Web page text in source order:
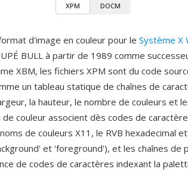
XPM DOCM
d'image en couleur pour le Système X
BULL à partir de 1989 comme
XBM, les fichiers XPM sont du code
un tableau statique de chaînes de
la hauteur, le nombre de couleurs et
couleur associent dès codes de
de couleurs X11, le RVB hexadecimal
et 'foreground'), et les chaînes de
de codes de caractères indexant la